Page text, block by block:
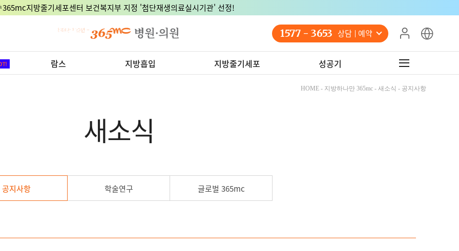
지방줄기세포센터 보건복지부 지정 '첨단재생의료실시기관' 선정!
1577 - 3653 상담 예약
람스 지방흡입 지방줄기세포 성공기
HOME - 지방하나만 365mc - 새소식 - 공지사항
새소식
공지사항 학술연구 글로벌 365mc